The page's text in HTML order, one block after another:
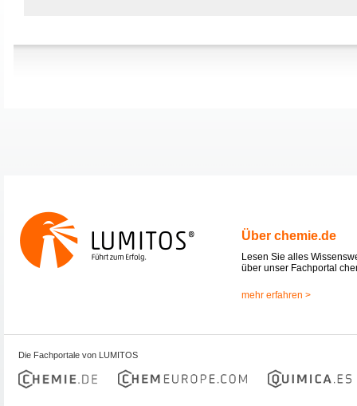
Über chemie.de
Lesen Sie alles
über unser Fachportal
mehr erfahren >
Die Fachportale von LUMITOS